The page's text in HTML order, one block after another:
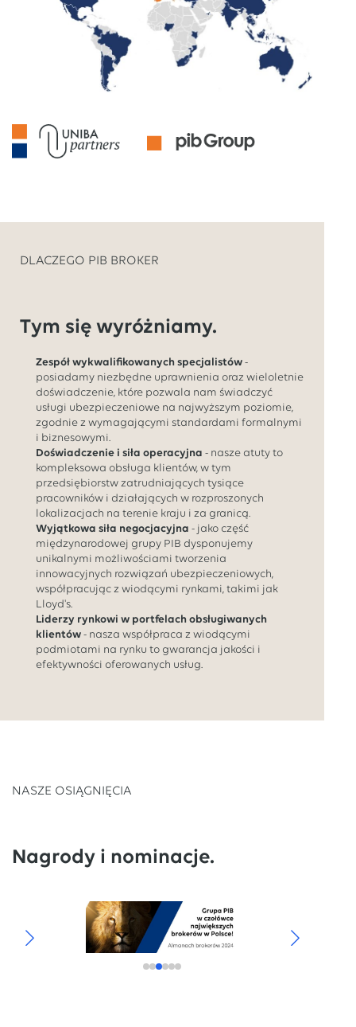
DLACZEGO PIB BROKER
Tym się wyróżniamy.
Zespół wykwalifikowanych specjalistów -
posiadamy niezbędne uprawnienia oraz wieloletnie
doświadczenie, które pozwala nam świadczyć
usługi ubezpieczeniowe na najwyższym poziomie,
zgodnie z wymagającymi standardami formalnymi
i biznesowymi.
Doświadczenie i siła operacyjna - nasze atuty to
kompleksowa obsługa klientów, w tym
przedsiębiorstw zatrudniających tysiące
pracowników i działających w rozproszonych
lokalizacjach na terenie kraju i za granicą.
Wyjątkowa siła negocjacyjna - jako część
międzynarodowej grupy PIB dysponujemy
unikalnymi możliwościami tworzenia
innowacyjnych rozwiązań ubezpieczeniowych,
współpracując z wiodącymi rynkami, takimi jak
Lloyd's.
Liderzy rynkowi w portfelach obsługiwanych
klientów - nasza współpraca z wiodącymi
podmiotami na rynku to gwarancja jakości i
efektywności oferowanych usług.
NASZE OSIĄGNIĘCIA
Nagrody i nominacje.